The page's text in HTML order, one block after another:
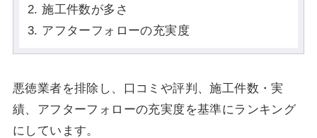
施工件数が多さ
アフターフォローの充実度
悪徳業者を排除し、口コミや評判、施工件数・実
績、アフターフォローの充実度を基準にランキング
にしています。